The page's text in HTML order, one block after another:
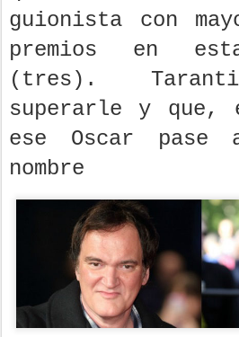
guionista con
premios en
(tres).
superarle y que,
ese Oscar
nombre